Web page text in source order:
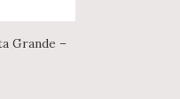
Grande –